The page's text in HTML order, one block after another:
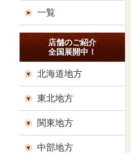
一覧
店舗のご紹介
全国展開中！
北海道地方
東北地方
関東地方
中部地方